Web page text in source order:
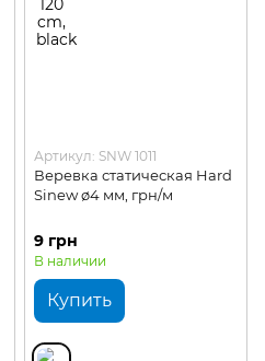
Артикул: SNW 1011
Веревка статическая Hard
Sinew ø4 мм, грн/м
9 грн
В наличии
Купить